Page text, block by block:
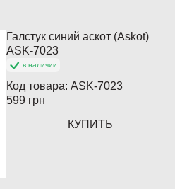
Галстук синий аскот (Askot)
ASK-7023
в наличии
Код товара: ASK-7023
599 грн
КУПИТЬ